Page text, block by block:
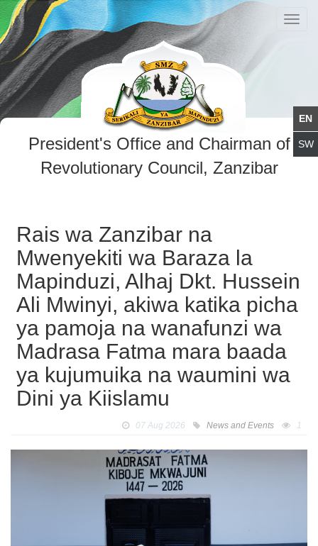
President's Office and Chairman of
Revolutionary Council, Zanzibar
Rais wa Zanzibar na
Mwenyekiti wa Baraza la
Mapinduzi, Alhaj Dkt. Hussein
Ali Mwinyi, akiwa katika picha
ya pamoja na wanafunzi wa
Madrasa Fatma mara baada
ya kujumuika na waumini wa
Dini ya Kiislamu
07 Aug 2026 News and Events 1